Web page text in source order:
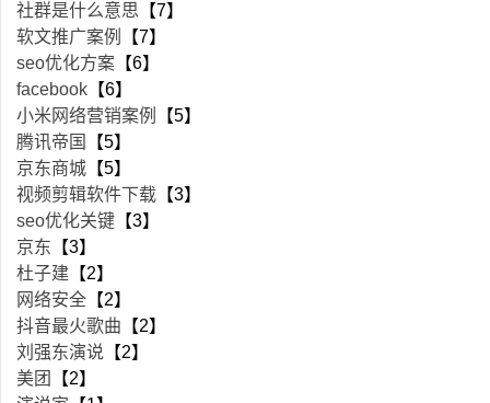
社群是什么意思 【7】
软文推广案例
【7】
seo优化方案 【6】
facebook 【6】
小米网络营销案例
【5】
腾讯帝国
【5】
京东商城 【5】
视频剪辑软件下载 【3】
seo优化关键 【3】
京东 【3】
杜子建 【2】
网络安全 【2】
抖音最火歌曲 【2】
刘强东演说 【2】
美团
【2】